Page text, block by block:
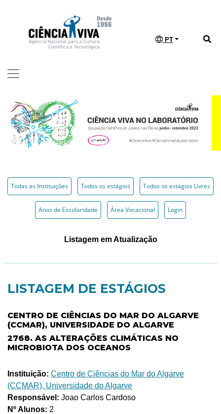
PT
Todas as Instituições Todos os estágios Todos os estágios Livres
Anos de Escolaridade Área Vocacional Login
Listagem em Atualização
LISTAGEM DE ESTÁGIOS
CENTRO DE CIÊNCIAS DO MAR DO ALGARVE
(CCMAR), UNIVERSIDADE DO ALGARVE
2768. AS ALTERAÇÕES CLIMÁTICAS NO
MICROBIOTA DOS OCEANOS
Instituição: Centro de Ciências do Mar do Algarve
(CCMAR), Universidade do Algarve
Responsável: Joao Carlos Cardoso
Nº Alunos: 2